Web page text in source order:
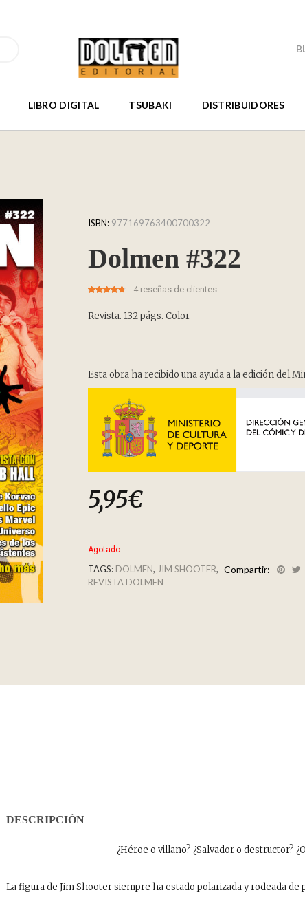
LIBRO DIGITAL TSUBAKI DISTRIBUIDORES
ISBN: 977169763400700322
Dolmen #322
customer
ratings
4reseñas de clientes
Revista. 132 págs. Color.
Esta obra ha recibido una ayuda a la edición del
5,95€
Agotado
TAGS: DOLMEN, JIM SHOOTER,
REVISTA DOLMEN
Compartir:
DESCRIPCIÓN
¿Héroe o villano? ¿Salvador o destructor?
La figura de Jim Shooter siempre ha estado polarizada y rodeada